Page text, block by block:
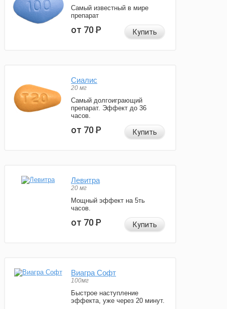
Самый известный в мире
препарат
от 70Р Купить
Сиалис
20 мг
Самый долгоиграющий
препарат. Эффект до 36
часов.
от 70Р Купить
Левитра
20 мг
Мощный эффект на 5ть
часов.
от 70Р Купить
Виагра Софт
100мг
Быстрое наступление
эффекта, уже через 20 минут.